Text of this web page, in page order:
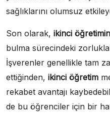
sağlıklarını olumsuz
Son olarak, ikinci
bulma sürecindeki
İşverenler genellikle tam
ettiğinden, ikinci öğretim
rekabet avantajı
de bu öğrenciler için bir